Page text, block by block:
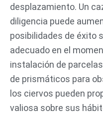
desplazamiento. Un
diligencia puede
posibilidades de éxito
adecuado en el
instalación de
de prismáticos para
los ciervos pueden
valiosa sobre sus